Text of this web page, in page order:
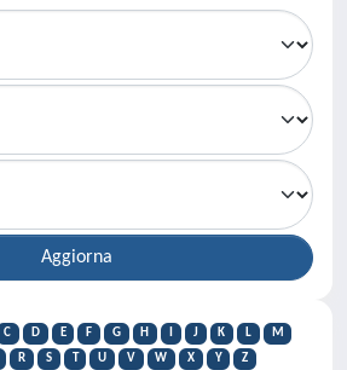
C D E F G H J K L
M
R S T U V W X Y Z